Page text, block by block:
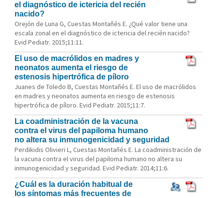
el diagnóstico de ictericia del recién
nacido?
Orejón de Luna G, Cuestas Montañés E. ¿Qué valor tiene una
escala zonal en el diagnóstico de ictericia del recién nacido?
Evid Pediatr. 2015;11:11.
El uso de macrólidos en madres y
neonatos aumenta el riesgo de
estenosis hipertrófica de píloro
Juanes de Toledo B, Cuestas Montañés E. El uso de macrólidos
en madres y neonatos aumenta en riesgo de estenosis
hipertrófica de píloro. Evid Pediatr. 2015;11:7.
La coadministración de la vacuna
contra el virus del papiloma humano
no altera su inmunogenicidad y seguridad
Perdikidis Olivieri L, Cuestas Montañés E. La coadministración de
la vacuna contra el virus del papiloma humano no altera su
inmunogenicidad y seguridad. Evid Pediatr. 2014;11:6.
¿Cuál es la duración habitual de
los síntomas más frecuentes de